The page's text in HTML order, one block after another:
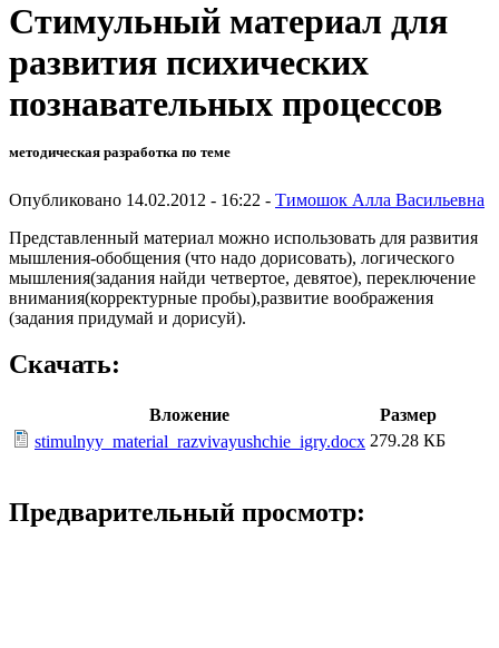
Стимульный материал для
развития психических
познавательных процессов
методическая разработка по теме
Опубликовано 14.02.2012 - 16:22 - Тимошок Алла Васильевна
Представленный материал можно использовать для развития
мышления-обобщения (что надо дорисовать), логического
мышления(задания найди четвертое, девятое), переключение
внимания(корректурные пробы),развитие воображения
(задания придумай и дорисуй).
Скачать:
Вложение
Размер
stimulnyy_material_razvivayushchie_igry.docx 279.28 КБ
Предварительный просмотр: